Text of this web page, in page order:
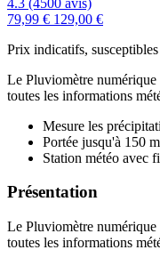
79,99 € 129,00 €
Prix indicatifs,
Le Pluviomètre
toutes les informations
Mesure les
Portée jusqu'à 150
Station météo avec
Présentation
Le Pluviomètre
toutes les informations